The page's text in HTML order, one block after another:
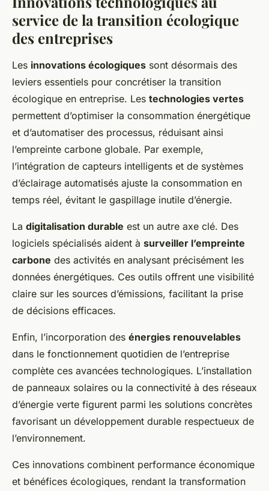
service de la transition écologique
des entreprises
Les innovations écologiques sont désormais des
leviers essentiels pour concrétiser la transition
écologique en entreprise. Les technologies vertes
permettent d’optimiser la consommation énergétique
et d’automatiser des processus, réduisant ainsi
l’empreinte carbone globale. Par exemple,
l’intégration de capteurs intelligents et de systèmes
d’éclairage automatisés ajuste la consommation en
temps réel, évitant le gaspillage inutile d’énergie.
La digitalisation durable est un autre axe clé. Des
logiciels spécialisés aident à surveiller l’empreinte
carbone des activités en analysant précisément les
données énergétiques. Ces outils offrent une visibilité
claire sur les sources d’émissions, facilitant la prise
de décisions efficaces.
Enfin, l’incorporation des énergies renouvelables
dans le fonctionnement quotidien de l’entreprise
complète ces avancées technologiques. L’installation
de panneaux solaires ou la connectivité à des réseaux
d’énergie verte figurent parmi les solutions concrètes
favorisant un développement durable respectueux de
l’environnement.
Ces innovations combinent performance économique
et bénéfices écologiques, rendant la transformation